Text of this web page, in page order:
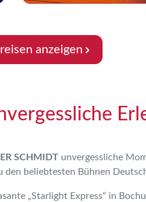
anzeigen
SCHMIDT unvergessliche
beliebtesten Bühnen
„Starlight Express“ in